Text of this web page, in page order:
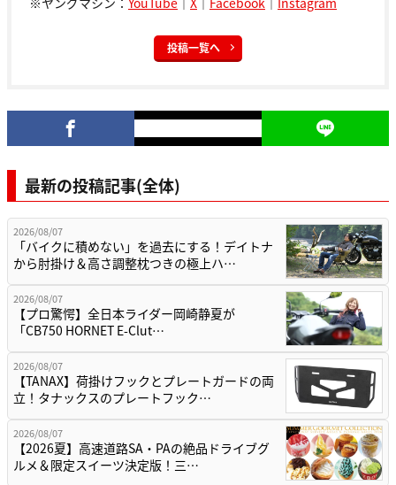
投稿一覧へ
最新の投稿記事(全体)
2026/08/07
「バイクに積めない」を過去にする！デイトナ
から肘掛け＆高さ調整枕つきの極上ハ…
2026/08/07
【プロ驚愕】全日本ライダー岡崎静夏が
「CB750 HORNET E-Clut…
2026/08/07
【TANAX】荷掛けフックとプレートガードの両
立！タナックスのプレートフック…
2026/08/07
【2026夏】高速道路SA・PAの絶品ドライブグ
ルメ＆限定スイーツ決定版！三…